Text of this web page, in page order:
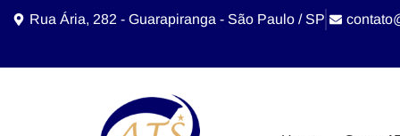
Rua Ária, 282 - Guarapiranga - São Paulo / SP